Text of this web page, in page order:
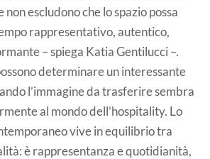
escludono che lo spazio possa
rappresentativo, autentico,
– spiega Katia Gentilucci –.
determinare un interessante
l’immagine da trasferire sembra
al mondo dell’hospitality. Lo
vive in equilibrio tra
è rappresentanza e quotidianità,